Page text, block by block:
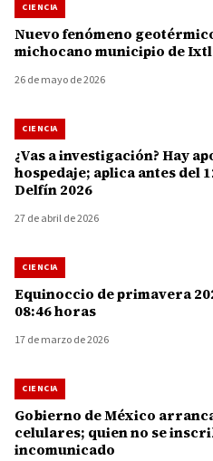
CIENCIA
Nuevo fenómeno
michocano municipio de
26 de mayo de 2026
CIENCIA
¿Vas a investigación? Hay
hospedaje; aplica antes del
Delfín 2026
27 de abril de 2026
CIENCIA
Equinoccio de primavera
08:46 horas
17 de marzo de 2026
CIENCIA
Gobierno de México
celulares; quien no se
incomunicado